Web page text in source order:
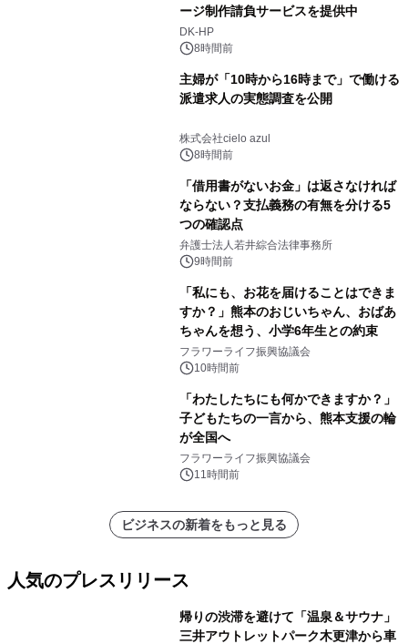
ージ制作請負サービスを提供中
DK-HP
8時間前
主婦が「10時から16時まで」で働ける
派遣求人の実態調査を公開
株式会社cielo azul
8時間前
「借用書がないお金」は返さなければ
ならない？支払義務の有無を分ける5
つの確認点
弁護士法人若井綜合法律事務所
9時間前
「私にも、お花を届けることはできま
すか？」熊本のおじいちゃん、おばあ
ちゃんを想う、小学6年生との約束
フラワーライフ振興協議会
10時間前
「わたしたちにも何かできますか？」
子どもたちの一言から、熊本支援の輪
が全国へ
フラワーライフ振興協議会
11時間前
ビジネスの新着をもっと見る
人気のプレスリリース
帰りの渋滞を避けて「温泉＆サウナ」
三井アウトレットパーク木更津から車